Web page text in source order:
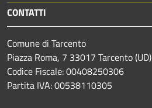
CONTATTI
Comune di Tarcento
Piazza Roma, 7 33017 Tarcento (UD)
Codice Fiscale: 00408250306
Partita IVA: 00538110305